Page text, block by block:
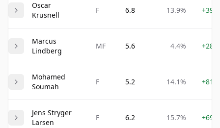
Oscar
Krusnell
F 6.8 13.9% +397
Marcus
Lindberg
MF 5.6 4.4% +281
Mohamed
Soumah
F 5.2 14.1% +810
Jens Stryger
Larsen
F 6.2 15.7% +697